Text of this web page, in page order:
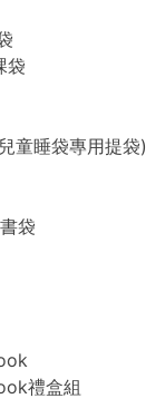
袋
童睡袋專用提袋)
袋
禮盒組